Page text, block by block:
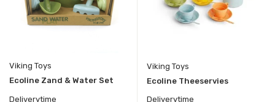
Viking Toys
Ecoline Zand & Water Set
Deliverytime
Viking Toys
Ecoline Theeservies
Deliverytime